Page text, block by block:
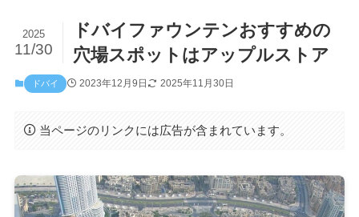
ドバイファウンテンおすすめの
穴場スポットはアップルストア
2025
11/30
ドバイ 2023年12月9日 2025年11月30日
当ページのリンクには広告が含まれています。